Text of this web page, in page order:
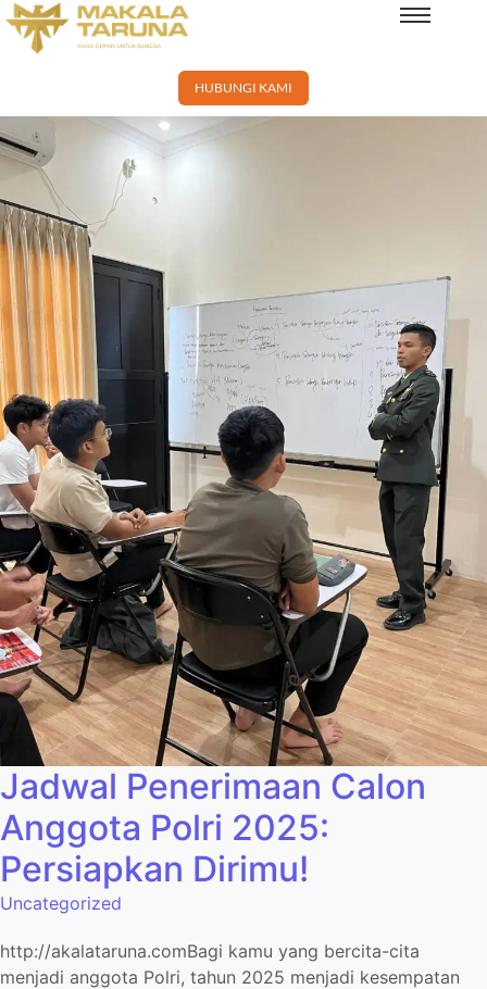
HUBUNGI KAMI
Jadwal Penerimaan Calon
Anggota Polri 2025:
Persiapkan Dirimu!
Uncategorized
http://akalataruna.comBagi kamu yang bercita-cita
menjadi anggota Polri, tahun 2025 menjadi kesempatan